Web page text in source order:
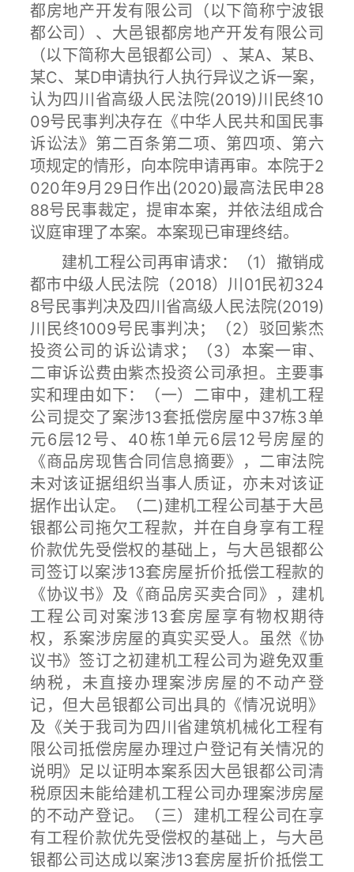
都房地产开发有限公司（以下简称宁波银
都公司）、大邑银都房地产开发有限公司
（以下简称大邑银都公司）、某A、某B、
某C、某D申请执行人执行异议之诉一案，
认为四川省高级人民法院(2019)川民终10
09号民事判决存在《中华人民共和国民事
诉讼法》第二百条第二项、第四项、第六
项规定的情形，向本院申请再审。本院于2
020年9月29日作出(2020)最高法民申28
88号民事裁定，提审本案，并依法组成合
议庭审理了本案。本案现已审理终结。
建机工程公司再审请求：（1）撤销成
都市中级人民法院（2018）川01民初324
8号民事判决及四川省高级人民法院(2019)
川民终1009号民事判决；（2）驳回紫杰
投资公司的诉讼请求；（3）本案一审、
二审诉讼费由紫杰投资公司承担。主要事
实和理由如下：（一）二审中，建机工程
公司提交了案涉13套抵偿房屋中37栋3单
元6层12号、40栋1单元6层12号房屋的
《商品房现售合同信息摘要》，二审法院
未对该证据组织当事人质证，亦未对该证
据作出认定。（二)建机工程公司基于大邑
银都公司拖欠工程款，并在自身享有工程
价款优先受偿权的基础上，与大邑银都公
司签订以案涉13套房屋折价抵偿工程款的
《协议书》及《商品房买卖合同》，建机
工程公司对案涉13套房屋享有物权期待
权，系案涉房屋的真实买受人。虽然《协
议书》签订之初建机工程公司为避免双重
纳税，未直接办理案涉房屋的不动产登
记，但大邑银都公司出具的《情况说明》
及《关于我司为四川省建筑机械化工程有
限公司抵偿房屋办理过户登记有关情况的
说明》足以证明本案系因大邑银都公司清
税原因未能给建机工程公司办理案涉房屋
的不动产登记。（三）建机工程公司在享
有工程价款优先受偿权的基础上，与大邑
银都公司达成以案涉13套房屋折价抵偿工